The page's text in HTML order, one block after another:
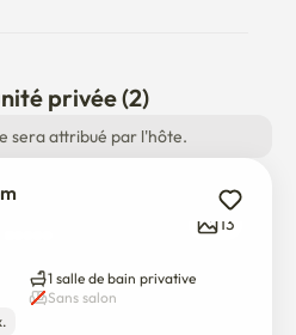
aux personnes
du bâtiment, et l'état, la
de la pièce sont les
nous mettons chaque partie
privée (2)
sera attribué par l'hôte.
13
1 salle de bain privative
Sans salon